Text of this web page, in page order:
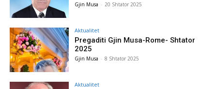
Gjin Musa - 20 Shtator 2025
Aktualitet
Pregaditi Gjin Musa-Rome- Shtator
2025
Gjin Musa - 8 Shtator 2025
Aktualitet